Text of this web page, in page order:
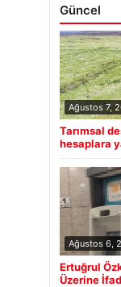
Güncel
Ağustos 7,
Tarımsal
hesaplara
Ağustos 6,
Ertuğrul
Üzerine